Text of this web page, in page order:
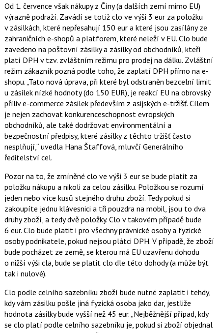
Od 1. července však nákupy z Číny (a dalších zemí mimo EU)
výrazně podraží. Zavádí se totiž clo ve výši 3 eur za položku
v zásilkách, které nepřesahují 150 eur a které jsou zasílány ze
zahraničních e-shopů a platforem, které neleží v EU. Clo bude
zavedeno na poštovní zásilky a zásilky od obchodníků, kteří
platí DPH v tzv. zvláštním režimu pro prodej na dálku. Zvláštní
režim zákazník pozná podle toho, že zaplatí DPH přímo na e-
shopu. Tato nová úprava, při které byl odstraněn bezcelní limit
u zásilek nízké hodnoty (do 150 EUR), je reakcí EU na obrovský
příliv e-commerce zásilek především z asijských e-tržišť. Cílem
je nejen zachovat konkurenceschopnost evropských
obchodníků, ale také dodržovat environmentální a
bezpečnostní předpisy, které zásilky z těchto tržišť často
nesplňují, uvedla Hana Štaffová , mluvčí Generálního
ředitelství cel.
Pozor na to, že zmíněné clo ve výši 3 eur se bude platit za
položku nákupu a nikoli za celou zásilku. Položkou se rozumí
jeden nebo více kusů stejného druhu zboží. Tedy pokud si
zakoupíte jednu klávesnici a tři pouzdra na mobil, jsou to dva
druhy zboží, a tedy dvě položky. Clo v takovém případě bude
6 eur. Clo bude platit i pro všechny právnické osoby a fyzické
osoby podnikatele, pokud nejsou plátci DPH. V případě, že zboží
bude pocházet ze země, se kterou má EU uzavřenu dohodu
o nižší výši cla, bude se platit clo dle této dohody (a může být
tak i nulové).
Clo podle celního sazebníku zboží bude nutné zaplatit i tehdy,
kdy vám zásilku pošle jiná fyzická osoba jako dar, jestliže
hodnota zásilky bude vyšší než 45 eur. Nejběžnější případ, kdy
se clo platí podle celního sazebníku je, pokud si zboží objednal